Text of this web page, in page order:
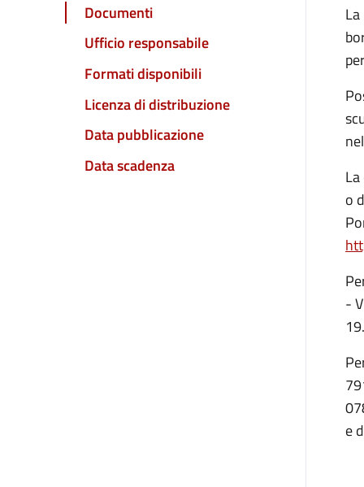
Documenti
Ufficio responsabile
Formati disponibili
Licenza di distribuzione
Data pubblicazione
Data scadenza
o
-
e